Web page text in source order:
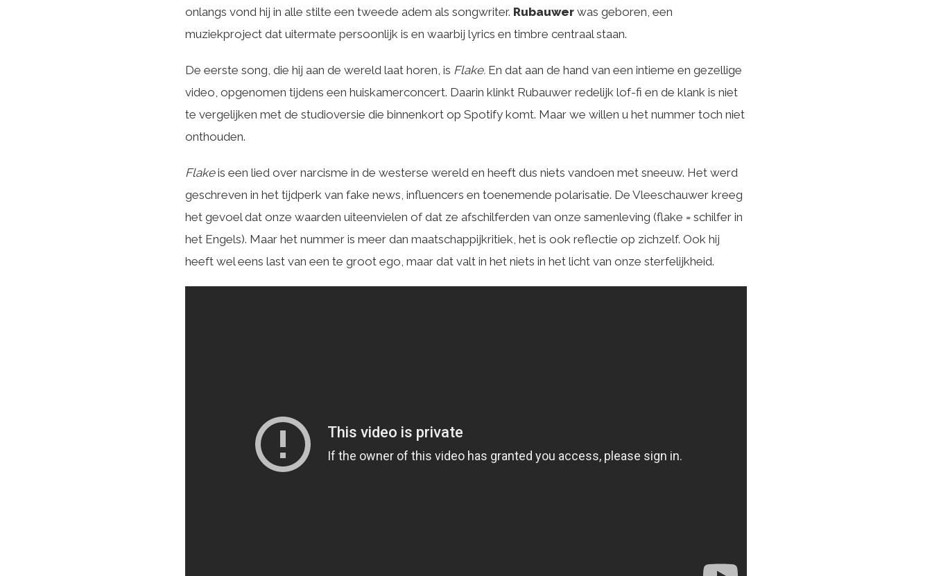
onlangs vond hij in alle stilte een tweede adem als songwriter. Rubauwer was geboren, een
muziekproject dat uitermate persoonlijk is en waarbij lyrics en timbre centraal staan.
De eerste song, die hij aan de wereld laat horen, is Flake. En dat aan de hand van een intieme en gezellige
video, opgenomen tijdens een huiskamerconcert. Daarin klinkt Rubauwer redelijk lof-fi en de klank is niet
te vergelijken met de studioversie die binnenkort op Spotify komt. Maar we willen u het nummer toch niet
onthouden.
Flakeis een lied over narcisme in de westerse wereld en heeft dus niets vandoen met sneeuw. Het werd
geschreven in het tijdperk van fake news, influencers en toenemende polarisatie. De Vleeschauwer kreeg
het gevoel dat onze waarden uiteenvielen of dat ze afschilferden van onze samenleving (flake = schilfer in
het Engels). Maar het nummer is meer dan maatschappijkritiek, het is ook reflectie op zichzelf. Ook hij
heeft wel eens last van een te groot ego, maar dat valt in het niets in het licht van onze sterfelijkheid.